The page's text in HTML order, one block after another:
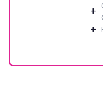
+
+